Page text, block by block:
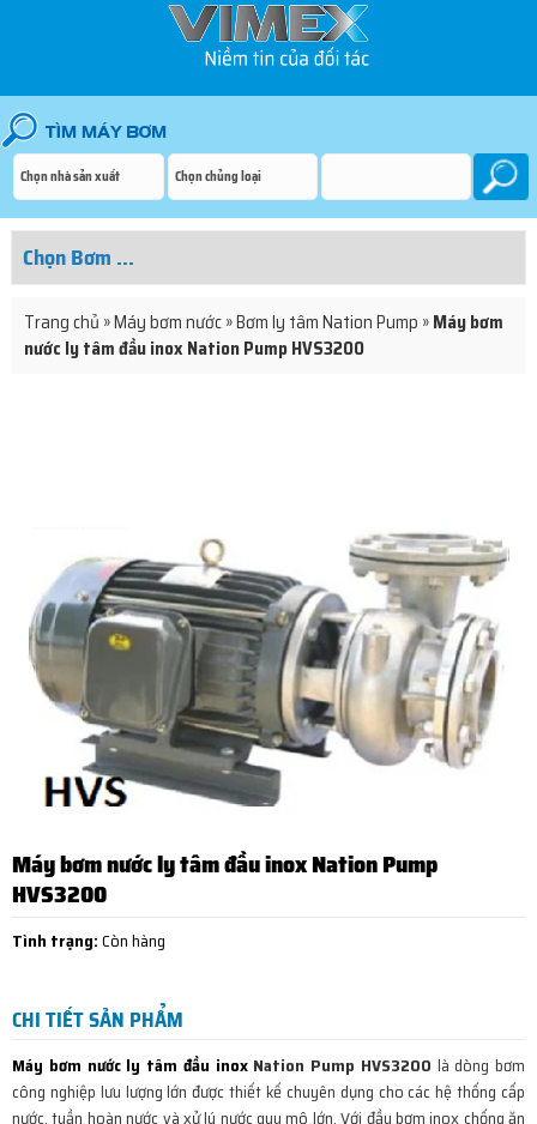
Trang chủ »Máy bơm nước»Bơm ly tâm Nation Pump »Máy bơm
nước ly tâm đầu inox Nation Pump HVS3200
Máy bơm nước ly tâm đầu inox Nation Pump
HVS3200
Tình trạng:Còn hàng
CHI TIẾT SẢN PHẨM
Máy bơm nước ly tâm đầu inoxNation Pump HVS3200 là dòng bơm
công nghiệp lưu lượng lớn được thiết kế chuyên dụng cho các hệ thống cấp
nước, tuần hoàn nước và xử lý nước quy mô lớn. Với đầu bơm inox chống ăn